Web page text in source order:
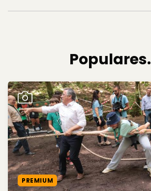
Populares.
PREMIUM